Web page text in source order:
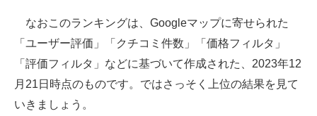
ビジネスと働き方のヒント
企業ITのトレンドを詳説
なおこのランキングは、Googleマップに寄せられた
「ユーザー評価」「クチコミ件数」「価格フィルタ」
「評価フィルタ」などに基づいて作成された、2023年12
月21日時点のものです。ではさっそく上位の結果を見て
いきましょう。